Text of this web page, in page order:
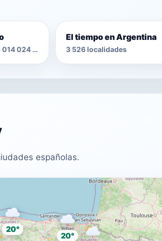
2 478 municipios · 126 014 024 habitantes
El tiempo en Argentina
3 526 localidades
españolas.
20°
20°